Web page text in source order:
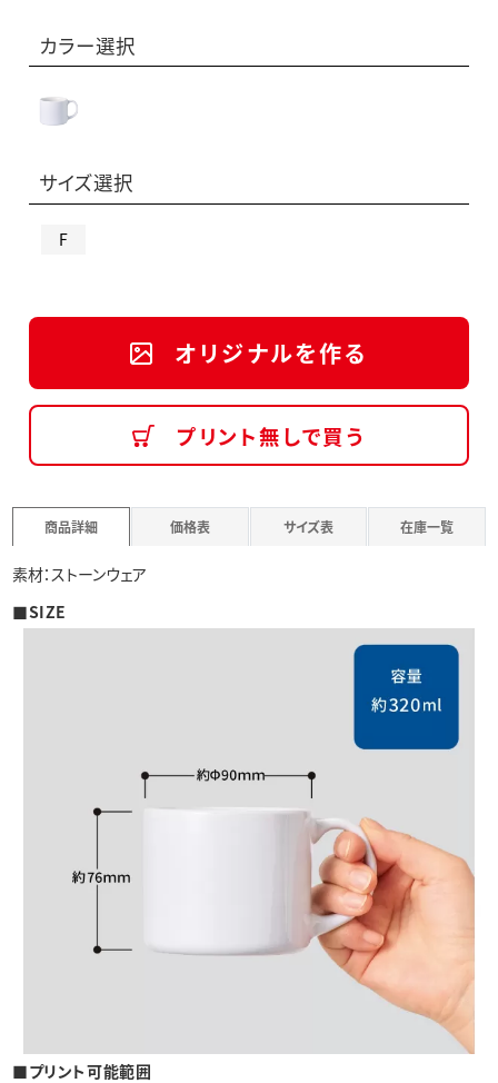
カラー選択
サイズ選択
F
オリジナルを作る
プリント無しで買う
商品詳細 価格表 サイズ表 在庫一覧
素材：ストーンウェア
■SIZE
■プリント可能範囲